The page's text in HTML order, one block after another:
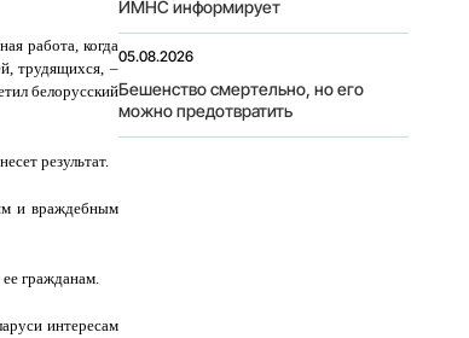
работа, когда
трудящихся, –
белорусский
результат.
и враждебным
гражданам.
интересам
ИМНС информирует
05.08.2026
Бешенство смертельно, но его
можно предотвратить